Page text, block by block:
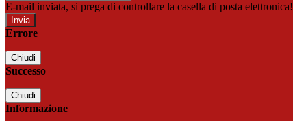
E-mail inviata, si prega di controllare la casella di posta elettronica!
Errore
Chiudi
Successo
Chiudi
Informazione